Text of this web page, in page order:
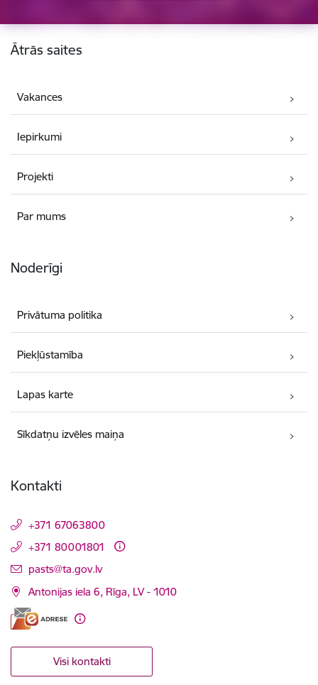
Kājene
Ātrās saites
Vakances
Iepirkumi
Projekti
Par mums
Noderīgi
Privātuma politika
Piekļūstamība
Lapas karte
Sīkdatņu izvēles maiņa
Kontakti
+371 67063800
+371 80001801
E-pasts:
pasts@ta.gov.lv
Antonijas iela 6, Rīga, LV - 1010
Visi kontakti